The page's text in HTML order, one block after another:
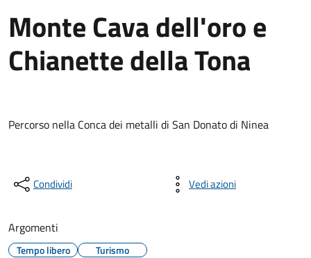
Monte Cava dell'oro e
Chianette della Tona
Percorso nella Conca dei metalli di San Donato di Ninea
Condividi Vedi azioni
Argomenti
Tempo libero Turismo